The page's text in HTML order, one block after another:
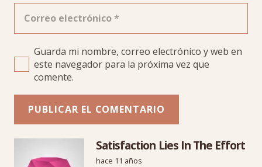
Guarda mi nombre, correo electrónico y web en
este navegador para la próxima vez que
comente.
PUBLICAR EL COMENTARIO
Satisfaction Lies In The Effort
hace 11 años